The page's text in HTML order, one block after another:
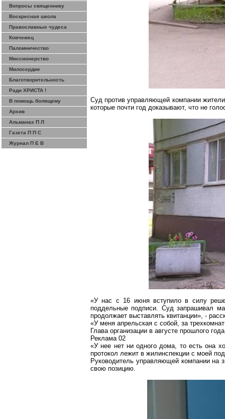
Вопросы священнику
Воскресная школа
Православные чудеса
Ковчежец
Паломничество
Миссионерство
Милосердие
Благотворительность
Ради ХРИСТА !
В помощь болящему
Архив
Альманах П Л
Газета П П С
Журнал П Е В
Суд против управляющей компании
которые почти год доказывают, что не
«У нас с 16 июня вступило в силу
поддельные подписи. Суд запрашивал
продолжает выставлять квитанции», -
«У меня апрельская с собой, за
Глава организации в августе прошлого
Реклама 02
«У нее нет ни одного дома, то есть она
протокол лежит в жилинспекции с моей
Руководитель управляющей компании на
свою позицию.